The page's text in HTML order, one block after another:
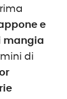
e
mangia
di